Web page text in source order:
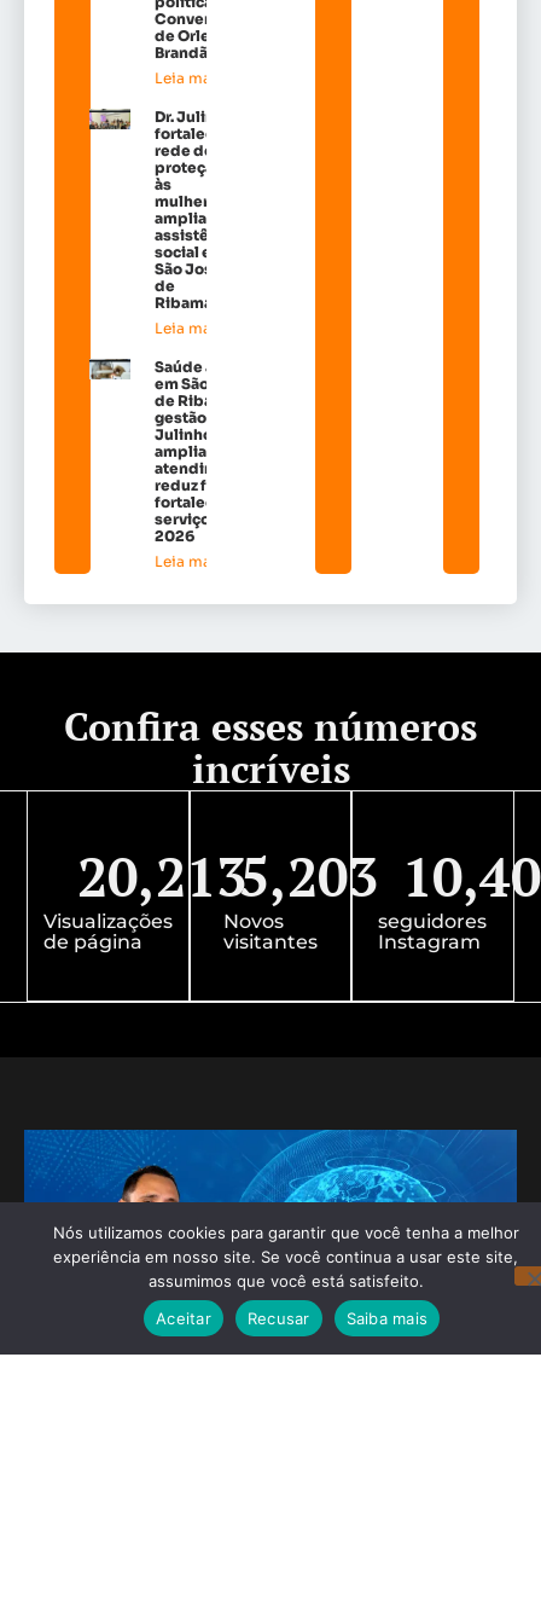
Convenção
de Orleans
Brandão
Leia mais »
Dr. Julinho
fortalece
rede de
proteção
às
mulheres e
amplia
assistência
social em
São José
de
Ribamar
Leia mais »
Saúde avança
em São José
de Ribamar:
gestão de Dr.
Julinho
amplia
atendimentos,
reduz filas e
fortalece
serviços em
2026
Leia mais »
Confira esses números
incríveis
Visualizações
de página
20,213
Novos
visitantes
5,203
seguidores
Instagram
Nós utilizamos cookies para garantir que você tenha a melhor
experiência em nosso site. Se você continua a usar este site,
assumimos que você está satisfeito.
Aceitar
Recusar Saiba mais